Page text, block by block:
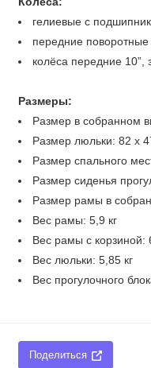
гелиевые с
передние
колёса передние 10”,
Размеры:
Размер в собранном
Размер люльки: 82 х
Размер спального
Размер сиденья
Размер рамы в
Вес рамы: 5,9 кг
Вес рамы с корзиной:
Вес люльки: 5,85 кг
Вес прогулочного
Поделиться